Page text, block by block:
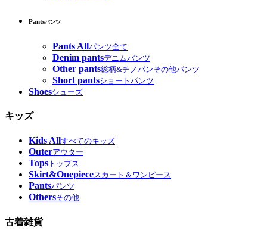
Pantsパンツ
Pants Allパンツ全て
Denim pantsデニムパンツ
Other pants総柄&チノパンその他パンツ
Short pantsショートパンツ
Shoesシューズ
キッズ
Kids Allすべてのキッズ
Outerアウター
Tops トップス
Skirt&Onepieceスカート＆ワンピース
Pantsパンツ
Othersその他
古着雑貨